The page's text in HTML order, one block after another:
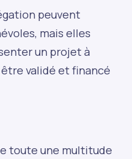
peuvent
mais elles
un projet à
validé et financé
toute une multitude